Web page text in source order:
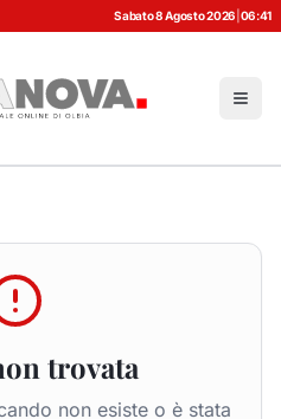
Sabato 8 Agosto 2026 06:41
trovata
non esiste o è stata